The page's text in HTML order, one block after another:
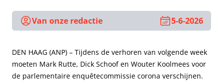
Van onze redactie 5-6-2026
DEN HAAG (ANP) – Tijdens de verhoren van volgende week
moeten Mark Rutte, Dick Schoof en Wouter Koolmees voor
de parlementaire enquêtecommissie corona verschijnen.